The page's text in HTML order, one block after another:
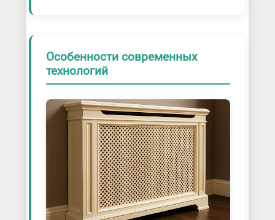
Особенности современных
технологий